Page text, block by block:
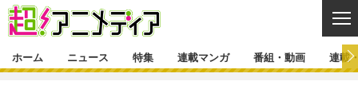
ホーム ニュース 特集 連載マンガ 番組・動画 連載